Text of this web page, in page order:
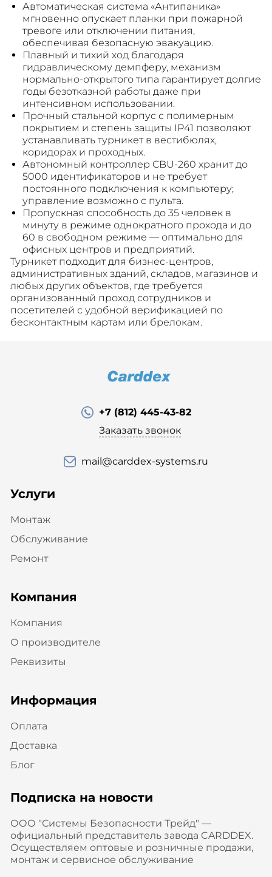
Автоматическая система «Антипаника»
мгновенно опускает планки при пожарной
тревоге или отключении питания,
обеспечивая безопасную эвакуацию.
Плавный и тихий ход благодаря
гидравлическому демпферу, механизм
нормально-открытого типа гарантирует долгие
годы безотказной работы даже при
интенсивном использовании.
Прочный стальной корпус с полимерным
покрытием и степень защиты IP41 позволяют
устанавливать турникет в вестибюлях,
коридорах и проходных.
Автономный контроллер CBU-260 хранит до
5000 идентификаторов и не требует
постоянного подключения к компьютеру;
управление возможно с пульта.
Пропускная способность до 35 человек в
минуту в режиме однократного прохода и до
60 в свободном режиме — оптимально для
офисных центров и предприятий.
Турникет подходит для бизнес-центров,
административных зданий, складов, магазинов и
любых других объектов, где требуется
организованный проход сотрудников и
посетителей с удобной верификацией по
бесконтактным картам или брелокам.
+7 (812) 445-43-82
Заказать звонок
mail@carddex-systems.ru
Услуги
Монтаж
Обслуживание
Ремонт
Компания
Компания
О производителе
Реквизиты
Информация
Оплата
Доставка
Блог
Подписка на новости
ООО "Системы Безопасности Трейд" —
официальный представитель завода CARDDEX.
Осуществляем оптовые и розничные продажи,
монтаж и сервисное обслуживание